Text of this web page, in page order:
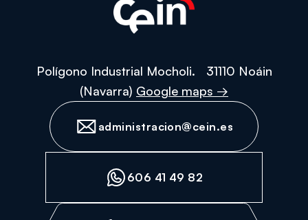
Polígono Industrial Mocholi. 31110 Noáin
(Navarra) Google maps →
administracion@cein.es
606 41 49 82